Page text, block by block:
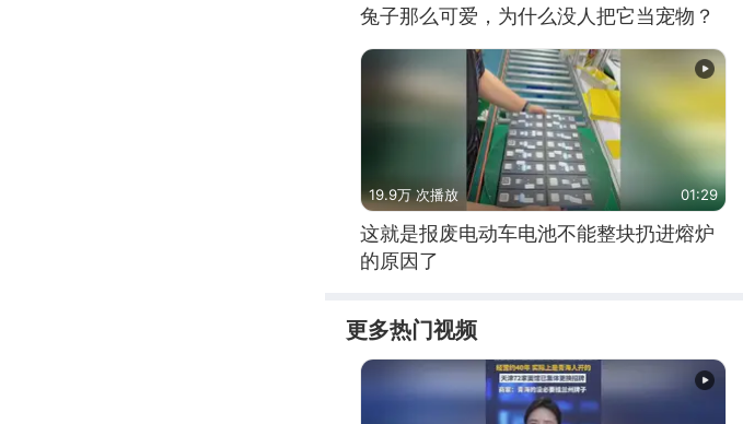
兔子那么可爱，为什么没人把它当宠物？
19.9万 次播放 01:29
这就是报废电动车电池不能整块扔进熔炉
的原因了
更多热门视频